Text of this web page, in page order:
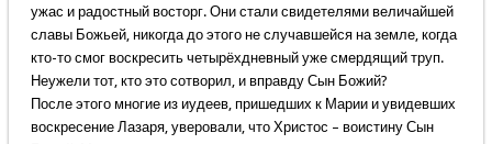
ужас и радостный восторг. Они стали свидетелями величайшей
славы Божьей, никогда до этого не случавшейся на земле, когда
кто-то смог воскресить четырёхдневный уже смердящий труп.
Неужели тот, кто это сотворил, и вправду Сын Божий?
После этого многие из иудеев, пришедших к Марии и увидевших
воскресение Лазаря, уверовали, что Христос – воистину Сын